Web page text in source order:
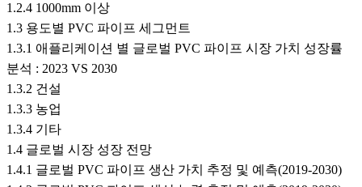
1.2.4 1000mm 이상
1.3 용도별 PVC 파이프 세그먼트
1.3.1 애플리케이션 별 글로벌 PVC 파이프 시장 가치 성장률
분석 : 2023 VS 2030
1.3.2 건설
1.3.3 농업
1.3.4 기타
1.4 글로벌 시장 성장 전망
1.4.1 글로벌 PVC 파이프 생산 가치 추정 및 예측(2019-2030)